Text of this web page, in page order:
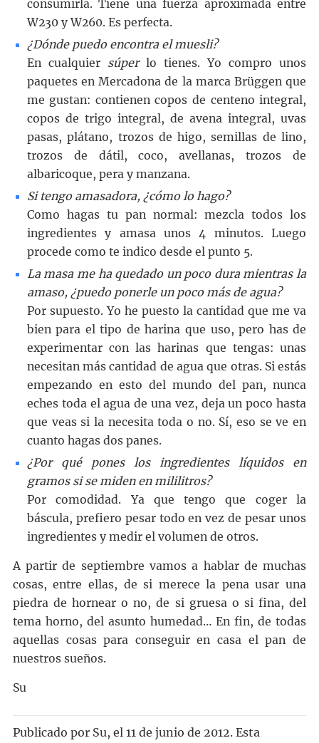
consumirla. Tiene una fuerza aproximada entre
W230 y W260. Es perfecta.
¿Dónde puedo encontra el muesli?
En cualquier súperlo tienes. Yo compro unos
paquetes en Mercadona de la marca Brüggen que
me gustan: contienen copos de centeno integral,
copos de trigo integral, de avena integral, uvas
pasas, plátano, trozos de higo, semillas de lino,
trozos de dátil, coco, avellanas, trozos de
albaricoque, pera y manzana.
Si tengo amasadora, ¿cómo lo hago?
Como hagas tu pan normal: mezcla todos los
ingredientes y amasa unos 4 minutos. Luego
procede como te indico desde el punto 5.
La masa me ha quedado un poco dura mientras la
amaso, ¿puedo ponerle un poco más de agua?
Por supuesto. Yo he puesto la cantidad que me va
bien para el tipo de harina que uso, pero has de
experimentar con las harinas que tengas: unas
necesitan más cantidad de agua que otras. Si estás
empezando en esto del mundo del pan, nunca
eches toda el agua de una vez, deja un poco hasta
que veas si la necesita toda o no. Sí, eso se ve en
cuanto hagas dos panes.
¿Por qué pones los ingredientes líquidos en
gramos si se miden en mililitros?
Por comodidad. Ya que tengo que coger la
báscula, prefiero pesar todo en vez de pesar unos
ingredientes y medir el volumen de otros.
A partir de septiembre vamos a hablar de muchas
cosas, entre ellas, de si merece la pena usar una
piedra de hornear o no, de si gruesa o si fina, del
tema horno, del asunto humedad… En fin, de todas
aquellas cosas para conseguir en casa el pan de
nuestros sueños.
Su
Publicado por Su, el 11 de junio de 2012. Esta